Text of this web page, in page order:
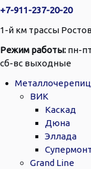
+7-911-237-20-20
1-й км трассы
Режим работы: пн-
сб-вс выходные
ВИК
Каскад
Дюна
Эллада
Grand Line